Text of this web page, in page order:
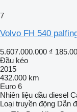
7
Volvo FH 540
5.607.000.000 ₫
Đầu kéo
2015
432.000 km
Euro 6
Nhiên liệu dầu diesel
Loại truyền động Dẫn